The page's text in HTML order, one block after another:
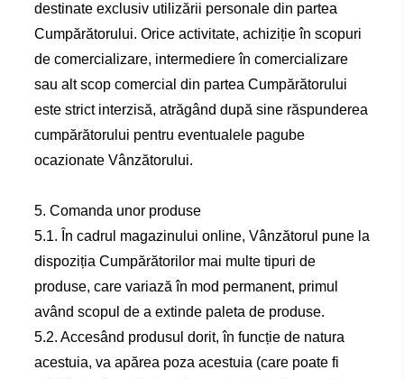
destinate exclusiv utilizării personale din partea
Cumpărătorului. Orice activitate, achiziție în scopuri
de comercializare, intermediere în comercializare
sau alt scop comercial din partea Cumpărătorului
este strict interzisă, atrăgând după sine răspunderea
cumpărătorului pentru eventualele pagube
ocazionate Vânzătorului.
5. Comanda unor produse
5.1. În cadrul magazinului online, Vânzătorul pune la
dispoziția Cumpărătorilor mai multe tipuri de
produse, care variază în mod permanent, primul
având scopul de a extinde paleta de produse.
5.2. Accesând produsul dorit, în funcție de natura
acestuia, va apărea poza acestuia (care poate fi